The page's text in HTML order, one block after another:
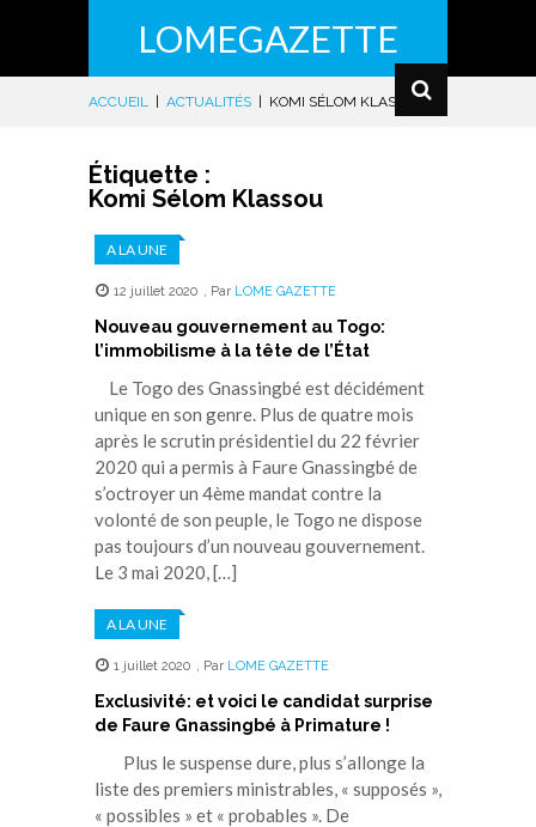
LOMEGAZETTE
ACCUEIL ACTUALITÉS KOMI SÉLOM KLASSOU
Étiquette :
Komi Sélom Klassou
A LA UNE
12 juillet 2020 , Par LOME GAZETTE
Nouveau gouvernement au Togo:
l’immobilisme à la tête de l’État
Le Togo des Gnassingbé est décidément
unique en son genre. Plus de quatre mois
après le scrutin présidentiel du 22 février
2020 qui a permis à Faure Gnassingbé de
s’octroyer un 4ème mandat contre la
volonté de son peuple, le Togo ne dispose
pas toujours d’un nouveau gouvernement.
Le 3 mai 2020, […]
A LA UNE
1 juillet 2020 , Par LOME GAZETTE
Exclusivité: et voici le candidat surprise
de Faure Gnassingbé à Primature !
Plus le suspense dure, plus s’allonge la
liste des premiers ministrables, « supposés »,
« possibles » et « probables ». De